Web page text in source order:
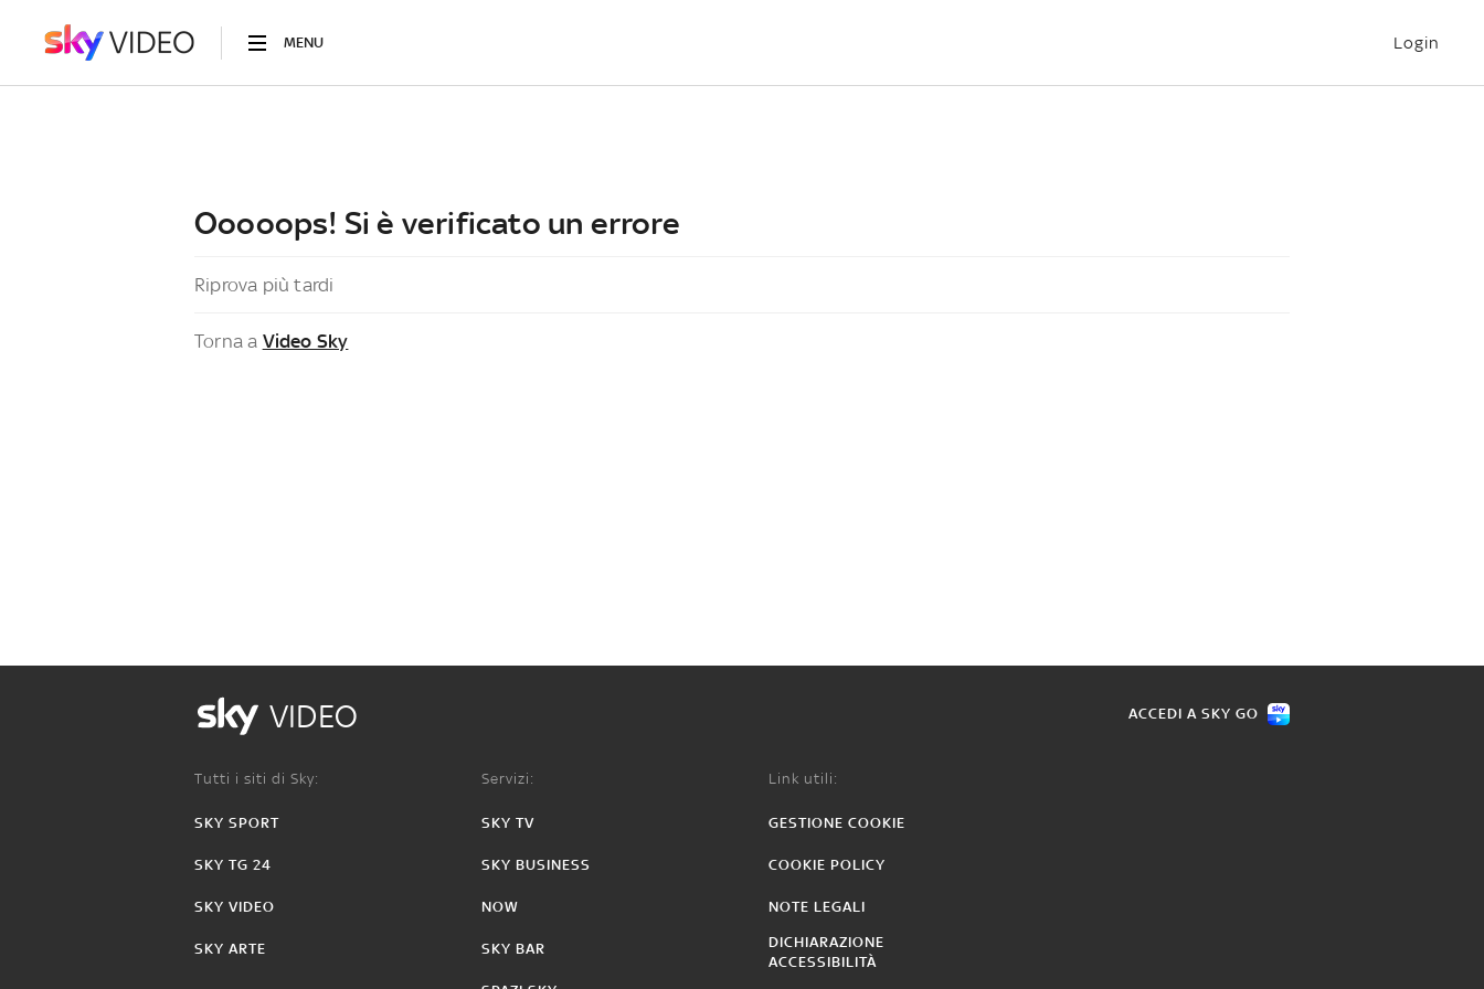
MENU Login
Ooooops! Si è verificato un errore
Riprova più tardi
Torna a Video Sky
VIDEO ACCEDI A SKY GO
Tutti i siti di Sky:
SKY SPORT
SKY TG 24
SKY VIDEO
SKY ARTE
Servizi:
SKY TV
SKY BUSINESS
NOW
SKY BAR
Link utili:
GESTIONE COOKIE
COOKIE POLICY
NOTE LEGALI
DICHIARAZIONE
ACCESSIBILITÀ